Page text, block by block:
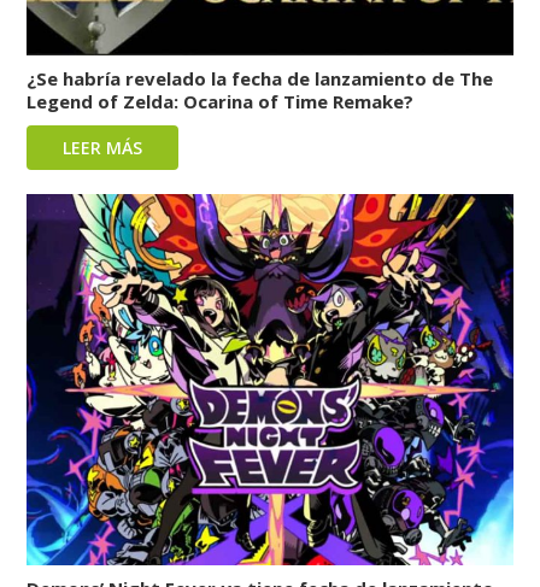
¿Se habría revelado la fecha de lanzamiento de The
Legend of Zelda: Ocarina of Time Remake?
LEER MÁS